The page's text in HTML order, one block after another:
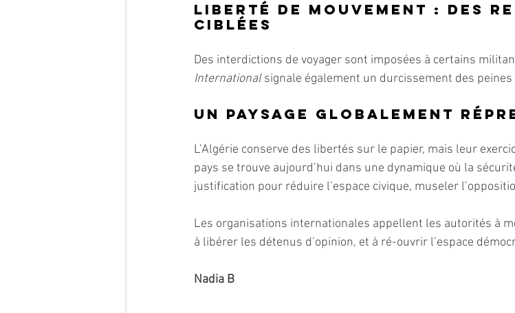
Liberté de mouvement : des
ciblées
Des interdictions de voyager sont imposées à certains
International signale également un durcissement des
Un paysage globalement
L’Algérie conserve des libertés sur le papier, mais leur
pays se trouve aujourd’hui dans une dynamique où la
justification pour réduire l’espace civique, museler
Les organisations internationales appellent les autorités à
à libérer les détenus d’opinion, et à ré-ouvrir l’espace
Nadia B